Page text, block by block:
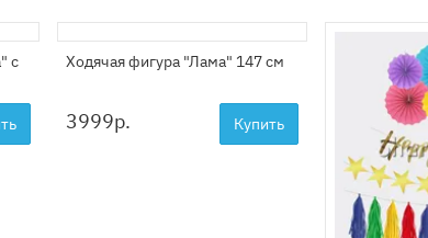
с
Ходячая фигура "Лама" 147 см
3999р. Купить